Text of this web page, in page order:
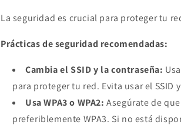
La seguridad es crucial para proteger tu
Prácticas de seguridad recomendadas:
Cambia el SSID y la contraseña:
para proteger tu red. Evita usar el
Usa WPA3 o WPA2: Asegúrate de
preferiblemente WPA3. Si no está